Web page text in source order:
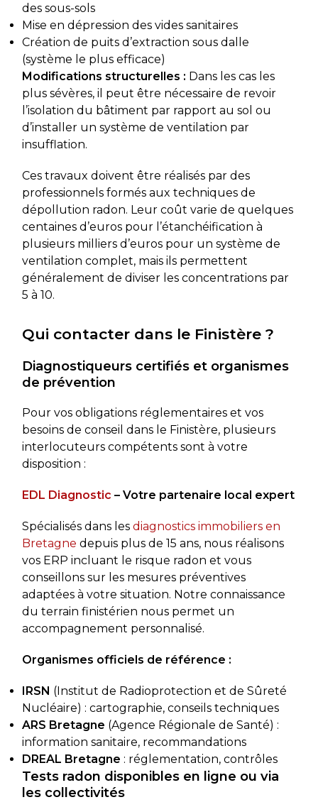
des sous-sols
Mise en dépression des vides sanitaires
Création de puits d’extraction sous dalle
(système le plus efficace)
Modifications structurelles : Dans les cas les
plus sévères, il peut être nécessaire de revoir
l’isolation du bâtiment par rapport au sol ou
d’installer un système de ventilation par
insufflation.
Ces travaux doivent être réalisés par des
professionnels formés aux techniques de
dépollution radon. Leur coût varie de quelques
centaines d’euros pour l’étanchéification à
plusieurs milliers d’euros pour un système de
ventilation complet, mais ils permettent
généralement de diviser les concentrations par
5 à 10.
Qui contacter dans le Finistère ?
Diagnostiqueurs certifiés et organismes
de prévention
Pour vos obligations réglementaires et vos
besoins de conseil dans le Finistère, plusieurs
interlocuteurs compétents sont à votre
disposition :
EDL Diagnostic – Votre partenaire local expert
Spécialisés dans les diagnostics immobiliers en
Bretagne depuis plus de 15 ans, nous réalisons
vos ERP incluant le risque radon et vous
conseillons sur les mesures préventives
adaptées à votre situation. Notre connaissance
du terrain finistérien nous permet un
accompagnement personnalisé.
Organismes officiels de référence :
IRSN (Institut de Radioprotection et de Sûreté
Nucléaire) : cartographie, conseils techniques
ARS Bretagne (Agence Régionale de Santé) :
information sanitaire, recommandations
DREAL Bretagne : réglementation, contrôles
Tests radon disponibles en ligne ou via
les collectivités